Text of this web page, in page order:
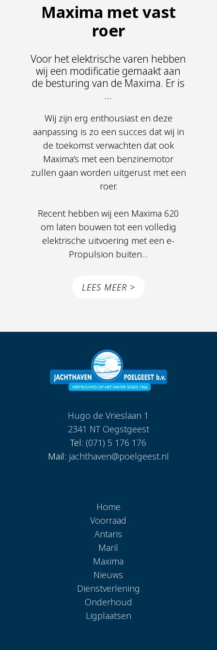
Maxima met vast
roer
Voor het elektrische varen hebben
wij een modificatie gemaakt aan
de besturing van de Maxima. Er is
...
Wij zijn erg enthousiast en deze
aanpassing is zo een succes dat wij in
de toekomst verwachten dat ook
Maxima’s met een benzinemotor
zullen gaan worden uitgerust met een
roer.
Recent hebben wij een Maxima 620
om laten bouwen tot een volledig
elektrische uitvoering met een e-
Propulsion buiten...
LEES MEER >
Hugo de Vrieslaan 1
2341 NT Oegstgeest
Tel: (071) 5 176 176
Mail: jachthaven@poelgeest.nl
Home
Voorraad
Antaris
Maril
Maxima
Nieuws
Dienstverlening
Onderhoud
Ligplaatsen